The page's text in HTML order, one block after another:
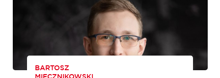
BARTOSZ